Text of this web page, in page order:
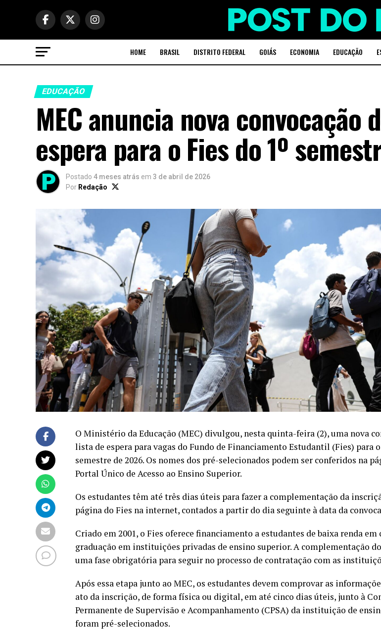
HOME BRASIL DISTRITO FEDERAL GOIÁS ECONOMIA EDUCAÇÃO
EDUCAÇÃO
MEC anuncia nova convocação
espera para o Fies do 1º
Postado 4 meses atrás em 3 de abril de 2026
Por Redação
O Ministério da Educação (MEC) divulgou, nesta quinta-feira (2), uma nova
lista de espera para vagas do Fundo de Financiamento Estudantil (Fies) para
semestre de 2026. Os nomes dos pré-selecionados podem ser conferidos na
Portal Único de Acesso ao Ensino Superior.
Os estudantes têm até três dias úteis para fazer a complementação da
página do Fies na internet, contados a partir do dia seguinte à data da
Criado em 2001, o Fies oferece financiamento a estudantes de baixa renda em
graduação em instituições privadas de ensino superior. A complementação
uma fase obrigatória para seguir no processo de contratação com as
Após essa etapa junto ao MEC, os estudantes devem comprovar as
ato da inscrição, de forma física ou digital, em até cinco dias úteis, junto à
Permanente de Supervisão e Acompanhamento (CPSA) da instituição de
foram pré-selecionados.